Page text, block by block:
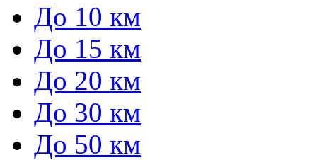
До 10 км
До 15 км
До 20 км
До 30 км
До 50 км